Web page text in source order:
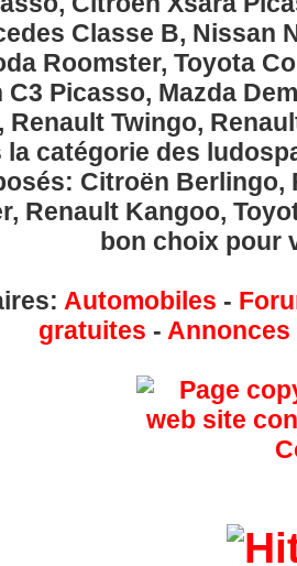
Classe B, Nissan
Roomster, Toyota
Picasso, Mazda
Renault Twingo,
la catégorie des
Citroën Berlingo,
Renault Kangoo,
bon choix pour
Automobiles -
gratuites -